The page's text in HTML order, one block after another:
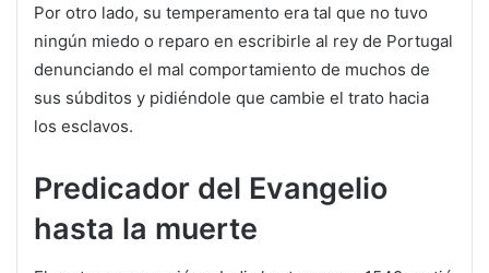
Por otro lado, su temperamento era tal que no tuvo
ningún miedo o reparo en escribirle al rey de Portugal
denunciando el mal comportamiento de muchos de
sus súbditos y pidiéndole que cambie el trato hacia
los esclavos.
Predicador del Evangelio
hasta la muerte